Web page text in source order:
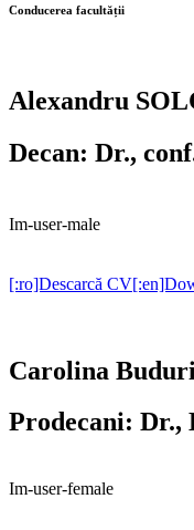
Conducerea facultății
Alexandru
Decan: Dr.,
Im-user-male
[:ro]Descarcă
Carolina
Prodecani: Dr.,
Im-user-female